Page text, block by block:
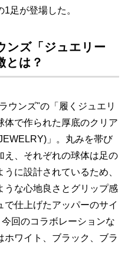
足が登場した。
ンズ「ジュエリー
とは？
ウンズ"の「履くジュエリ
体で作られた厚底のクリア
」。丸みを帯び
え、それぞれの球体は足の
に設計されているため、
うな心地良さとグリップ感
で仕上げたアッパーのサイ
今回のコラボレーションな
ホワイト、ブラック、ブラ